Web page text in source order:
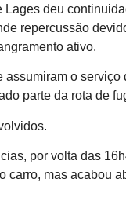
Lages deu
repercussão
ativo.
assumiram o
parte da rota de
por volta das
carro, mas acabou